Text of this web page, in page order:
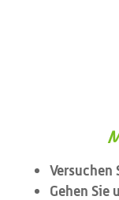
Versuchen
Gehen Sie